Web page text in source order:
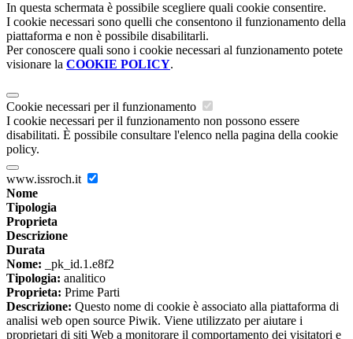
In questa schermata è possibile scegliere quali cookie consentire.
I cookie necessari sono quelli che consentono il funzionamento della
piattaforma e non è possibile disabilitarli.
Per conoscere quali sono i cookie necessari al funzionamento potete
visionare la COOKIE POLICY.
Cookie necessari per il funzionamento
I cookie necessari per il funzionamento non possono essere
disabilitati. È possibile consultare l'elenco nella pagina della cookie
policy.
www.issroch.it
Nome
Tipologia
Proprieta
Descrizione
Durata
Nome: _pk_id.1.e8f2
Tipologia: analitico
Proprieta: Prime Parti
Descrizione: Questo nome di cookie è associato alla piattaforma di
analisi web open source Piwik. Viene utilizzato per aiutare i
proprietari di siti Web a monitorare il comportamento dei visitatori e